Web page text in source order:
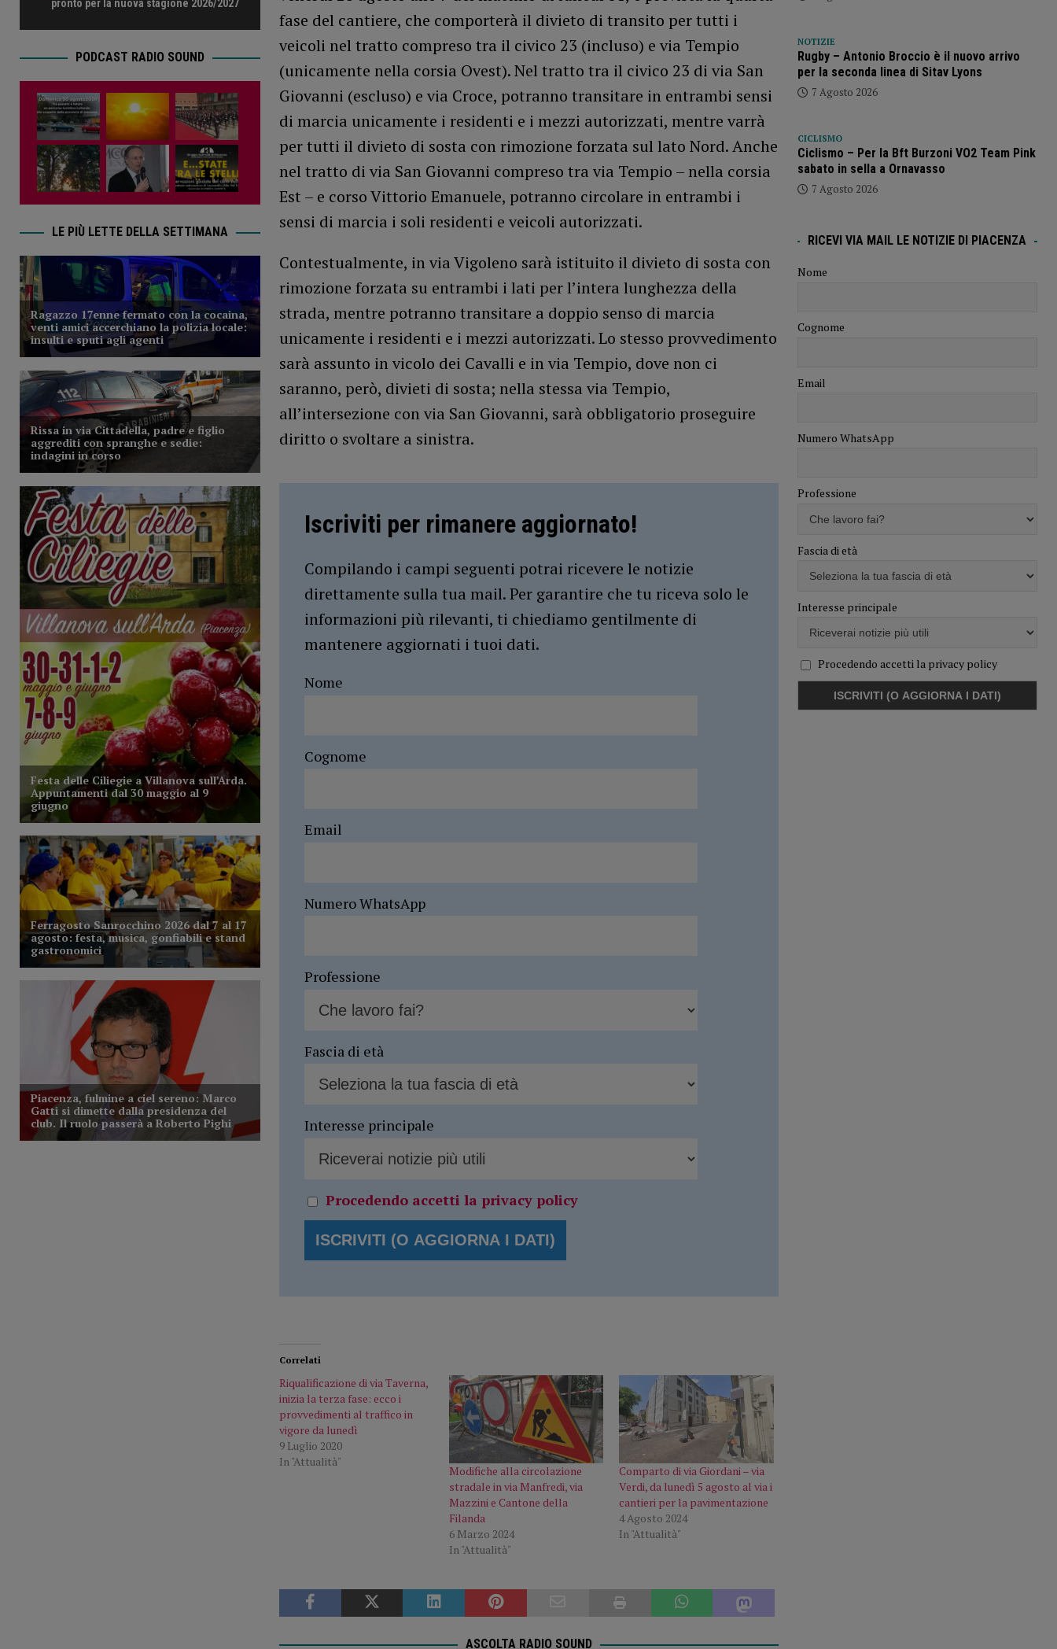
fase del cantiere, che comporterà il divieto di transito per tutti i
veicoli nel tratto compreso tra il civico 23 (incluso) e via Tempio
(unicamente nella corsia Ovest). Nel tratto tra il civico 23 di via San
Giovanni (escluso) e via Croce, potranno transitare in entrambi sensi
di marcia unicamente i residenti e i mezzi autorizzati, mentre varrà
per tutti il divieto di sosta con rimozione forzata sul lato Nord. Anche
nel tratto di via San Giovanni compreso tra via Tempio – nella corsia
Est – e corso Vittorio Emanuele, potranno circolare in entrambi i
sensi di marcia i soli residenti e veicoli autorizzati.
Contestualmente, in via Vigoleno sarà istituito il divieto di sosta con
rimozione forzata su entrambi i lati per l’intera lunghezza della
strada, mentre potranno transitare a doppio senso di marcia
unicamente i residenti e i mezzi autorizzati. Lo stesso provvedimento
sarà assunto in vicolo dei Cavalli e in via Tempio, dove non ci
saranno, però, divieti di sosta; nella stessa via Tempio,
all’intersezione con via San Giovanni, sarà obbligatorio proseguire
diritto o svoltare a sinistra.
Iscriviti per rimanere aggiornato!
Compilando i campi seguenti potrai ricevere le notizie
direttamente sulla tua mail. Per garantire che tu riceva solo le
informazioni più rilevanti, ti chiediamo gentilmente di
mantenere aggiornati i tuoi dati.
Nome
Cognome
Email
Numero WhatsApp
Professione
Fascia di età
Interesse principale
Procedendo accetti la privacy policy
Correlati
Riqualificazione di via Taverna,
inizia la terza fase: ecco i
provvedimenti al traffico in
vigore da lunedì
9 Luglio 2020
In "Attualità"
Modifiche alla circolazione
stradale in via Manfredi, via
Mazzini e Cantone della
Filanda
6 Marzo 2024
In "Attualità"
Comparto di via Giordani – via
Verdi, da lunedì 5 agosto al via i
cantieri per la pavimentazione
4 Agosto 2024
In "Attualità"
ASCOLTA RADIO SOUND
pronto per la nuova stagione 2026/2027
PODCAST RADIO SOUND
LE PIÙ LETTE DELLA SETTIMANA
NOTIZIE
Rugby – Antonio Broccio è il nuovo arrivo
per la seconda linea di Sitav Lyons
7 Agosto 2026
CICLISMO
Ciclismo – Per la Bft Burzoni VO2 Team Pink
sabato in sella a Ornavasso
7 Agosto 2026
RICEVI VIA MAIL LE NOTIZIE DI PIACENZA
Nome
Cognome
Email
Numero WhatsApp
Professione
Fascia di età
Interesse principale
Procedendo accetti la privacy policy